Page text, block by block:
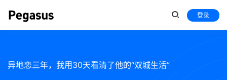
登录
异地恋三年，我用30天看清了他的“双城生活”